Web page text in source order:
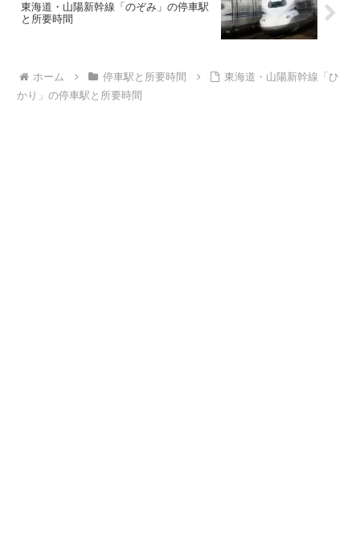
東海道・山陽新幹線「のぞみ」の停車駅
と所要時間
ホーム 停車駅と所要時間
東海道・山陽新幹線「ひ
かり」の停車駅と所要時間